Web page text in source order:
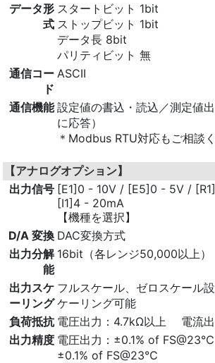
データ形
式
スタートビット 1bit
ストップビット 1bit
データ長 8bit
パリティビット 無
通信コー
ド
ASCII
通信機能 設定値の書込・読込／測定値
に応答）
＊Modbus RTU対応もご相談く
【アナログオプション】
出力信号 [E1]0 - 10V / [E5]0 - 5V /
[I1]4 - 20mA
【機種を選択】
D/A 変換 DAC変換方式
出力分解
能
16bit（各レンジ50,000以上）
出力スケ
ーリング
フルスケール、ゼロスケール
ケーリング可能
負荷抵抗 電圧出力：4.7kΩ以上 電流
出力精度 電圧出力：±0.1% of
±0.1% of FS@23℃